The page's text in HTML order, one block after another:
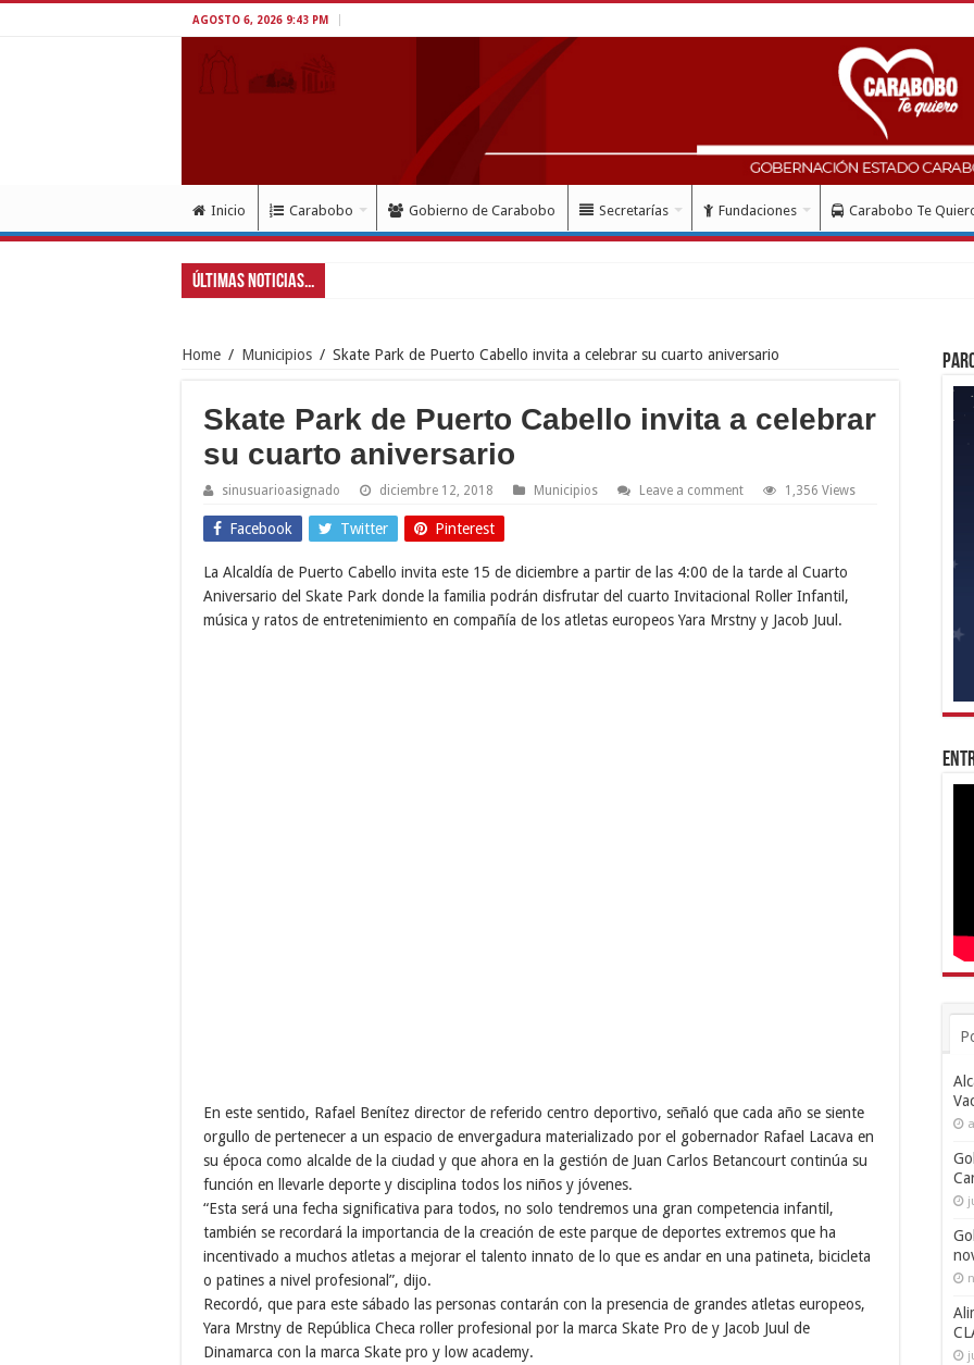
AGOSTO 6, 2026 9:43 PM
Inicio Carabobo Gobierno de Carabobo Secretarías Fundaciones Carabobo Te
Últimas Noticias...
Home / Municipios / Skate Park de Puerto Cabello invita a celebrar su cuarto aniversario
Skate Park de Puerto Cabello invita a celebrar
su cuarto aniversario
sinusuarioasignado diciembre 12, 2018 Municipios Leave a comment 1,356 Views
Facebook Twitter Pinterest
La Alcaldía de Puerto Cabello invita este 15 de diciembre a partir de las 4:00 de la tarde al Cuarto
Aniversario del Skate Park donde la familia podrán disfrutar del cuarto Invitacional Roller Infantil,
música y ratos de entretenimiento en compañía de los atletas europeos Yara Mrstny y Jacob Juul.
En este sentido, Rafael Benítez director de referido centro deportivo, señaló que cada año se siente
orgullo de pertenecer a un espacio de envergadura materializado por el gobernador Rafael Lacava en
su época como alcalde de la ciudad y que ahora en la gestión de Juan Carlos Betancourt continúa su
función en llevarle deporte y disciplina todos los niños y jóvenes.
“Esta será una fecha significativa para todos, no solo tendremos una gran competencia infantil,
también se recordará la importancia de la creación de este parque de deportes extremos que ha
incentivado a muchos atletas a mejorar el talento innato de lo que es andar en una patineta, bicicleta
o patines a nivel profesional”, dijo.
Recordó, que para este sábado las personas contarán con la presencia de grandes atletas europeos,
Yara Mrstny de República Checa roller profesional por la marca Skate Pro de y Jacob Juul de
Dinamarca con la marca Skate pro y low academy.